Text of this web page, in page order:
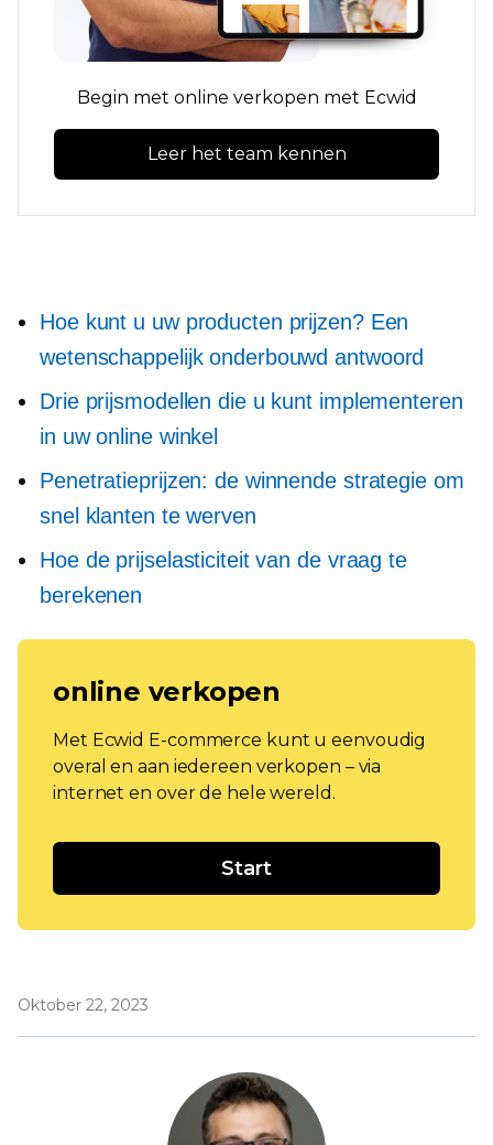
Begin met online verkopen met Ecwid
Leer het team kennen
Hoe kunt u uw producten prijzen? Een
wetenschappelijk onderbouwd antwoord
Drie prijsmodellen die u kunt implementeren
in uw online winkel
Penetratieprijzen: de winnende strategie om
snel klanten te werven
Hoe de prijselasticiteit van de vraag te
berekenen
online verkopen
Met Ecwid E-commerce kunt u eenvoudig
overal en aan iedereen verkopen – via
internet en over de hele wereld.
Start
Oktober 22, 2023